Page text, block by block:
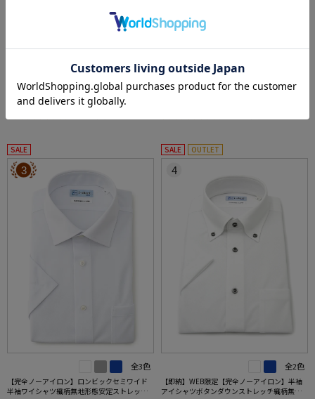
全1色
(税込)
47%off
WEB価格： 3,190円 (税込)
チ吸水速乾春夏
価格：4,290円 (税込)
26%off
SALE
3
全3色
【完全ノーアイロン】ロンビックセミワイド
半袖ワイシャツ織柄無地形態安定ストレッチ
SALE OUTLET
4
全2色
【即納】WEB限定【完全ノーアイロン】半袖
アイシャツボタンダウンストレッチ織柄無地i-